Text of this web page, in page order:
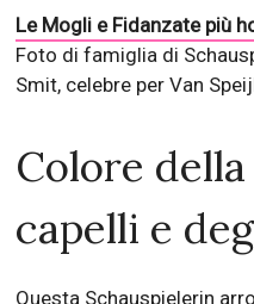
Le Mogli e Fidanzate più
Foto di famiglia di
Smit, celebre per Van
Colore
capelli e
Questa Schauspielerin